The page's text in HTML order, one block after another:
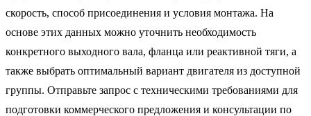
скорость, способ присоединения и условия монтажа. На
основе этих данных можно уточнить необходимость
конкретного выходного вала, фланца или реактивной тяги, а
также выбрать оптимальный вариант двигателя из доступной
группы. Отправьте запрос с техническими требованиями для
подготовки коммерческого предложения и консультации по